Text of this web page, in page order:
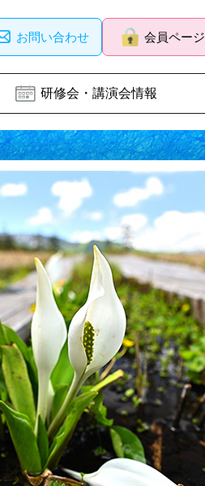
お問い合わせ 会員ページ
研修会・講演会情報